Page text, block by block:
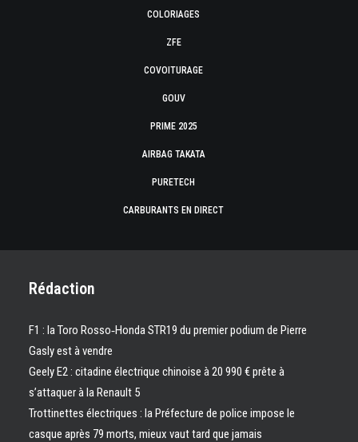
COLORIAGES
ZFE
COVOITURAGE
GOUV
PRIME 2025
AIRBAG TAKATA
PURETECH
CARBURANTS EN DIRECT
Rédaction
F1 : la Toro Rosso‑Honda STR19 du premier podium de Pierre
Gasly est à vendre
Geely E2 : citadine électrique chinoise à 20 990 € prête à
s’attaquer à la Renault 5
Trottinettes électriques : la Préfecture de police impose le
casque après 79 morts, mieux vaut tard que jamais